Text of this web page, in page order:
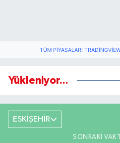
TÜM PIYASALARI
Yükleniyor...
ESKİŞEHİR
SONRAKI